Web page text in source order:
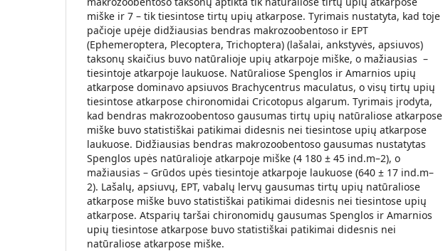
miške ir 7 – tik tiesintose tirtų upių atkarpose. Tyrimais nustatyta, kad toje
pačioje upėje didžiausias bendras makrozoobentoso ir EPT
(Ephemeroptera, Plecoptera, Trichoptera) (lašalai, ankstyvės, apsiuvos)
taksonų skaičius buvo natūralioje upių atkarpoje miške, o mažiausias –
tiesintoje atkarpoje laukuose. Natūraliose Spenglos ir Amarnios upių
atkarpose dominavo apsiuvos Brachycentrus maculatus, o visų tirtų upių
tiesintose atkarpose chironomidai Cricotopus algarum. Tyrimais įrodyta,
kad bendras makrozoobentoso gausumas tirtų upių natūraliose atkarpose
miške buvo statistiškai patikimai didesnis nei tiesintose upių atkarpose
laukuose. Didžiausias bendras makrozoobentoso gausumas nustatytas
Spenglos upės natūralioje atkarpoje miške (4 180 ± 45 ind.m–2), o
mažiausias – Grūdos upės tiesintoje atkarpoje laukuose (640 ± 17 ind.m–
2). Lašalų, apsiuvų, EPT, vabalų lervų gausumas tirtų upių natūraliose
atkarpose miške buvo statistiškai patikimai didesnis nei tiesintose upių
atkarpose. Atsparių taršai chironomidų gausumas Spenglos ir Amarnios
upių tiesintose atkarpose buvo statistiškai patikimai didesnis nei
natūraliose atkarpose miške.